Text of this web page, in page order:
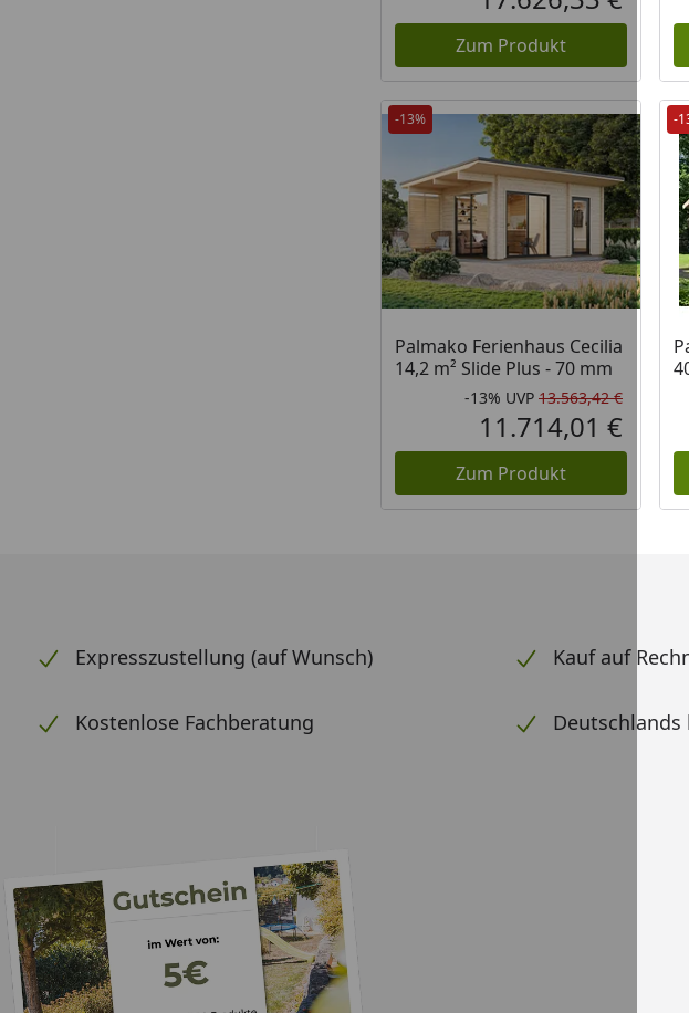
Zum Produkt
-13%
Palmako Ferienhaus Cecilia
14,2 m² Slide Plus - 70 mm
Rabatt
-13% UVP 13.563,42 €
11.714,01 €
Zum Produkt
-
Expresszustellung (auf Wunsch) Kauf auf
Kostenlose Fachberatung